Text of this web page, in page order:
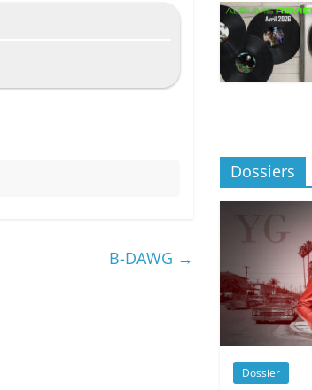
B-DAWG →
Dossiers
Dossier